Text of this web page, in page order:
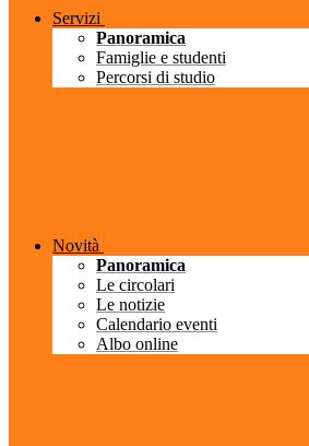
Servizi
Panoramica
Famiglie e studenti
Percorsi di studio
Novità
Panoramica
Le circolari
Le notizie
Calendario eventi
Albo online